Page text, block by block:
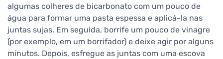
algumas colheres de bicarbonato com um pouco de
água para formar uma pasta espessa e aplicá-la nas
juntas sujas. Em seguida, borrife um pouco de vinagre
(por exemplo, em um borrifador) e deixe agir por alguns
minutos. Depois, esfregue as juntas com uma escova